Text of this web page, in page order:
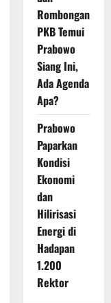
Rombongan
PKB Temui
Prabowo
Siang Ini,
Ada Agenda
Apa?
Prabowo
Paparkan
Kondisi
Ekonomi
dan
Hilirisasi
Energi di
Hadapan
1.200
Rektor